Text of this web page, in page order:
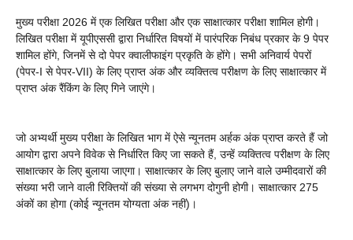
मुख्य परीक्षा 2026 में एक लिखित परीक्षा और एक साक्षात्कार परीक्षा शामिल होगी।
लिखित परीक्षा में यूपीएससी द्वारा निर्धारित विषयों में पारंपरिक निबंध प्रकार के 9 पेपर
शामिल होंगे, जिनमें से दो पेपर क्वालीफाइंग प्रकृति के होंगे। सभी अनिवार्य पेपरों
(पेपर-I से पेपर-VII) के लिए प्राप्त अंक और व्यक्तित्व परीक्षण के लिए साक्षात्कार में
प्राप्त अंक रैंकिंग के लिए गिने जाएंगे।
जो अभ्यर्थी मुख्य परीक्षा के लिखित भाग में ऐसे न्यूनतम अर्हक अंक प्राप्त करते हैं जो
आयोग द्वारा अपने विवेक से निर्धारित किए जा सकते हैं, उन्हें व्यक्तित्व परीक्षण के लिए
साक्षात्कार के लिए बुलाया जाएगा। साक्षात्कार के लिए बुलाए जाने वाले उम्मीदवारों की
संख्या भरी जाने वाली रिक्तियों की संख्या से लगभग दोगुनी होगी। साक्षात्कार 275
अंकों का होगा (कोई न्यूनतम योग्यता अंक नहीं)।